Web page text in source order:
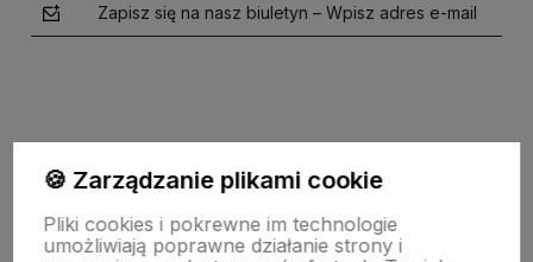
Zapisz się na nasz biuletyn – Wpisz adres e-mail
polityce prywatności
🍪 Zarządzanie plikami cookie
Pliki cookies i pokrewne im technologie
umożliwiają poprawne działanie strony i